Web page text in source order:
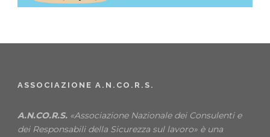
ASSOCIAZIONE A.N.CO.R.S.
A.N.CO.R.S. «Associazione Nazionale dei Consulenti e
dei Responsabili della Sicurezza sul lavoro» è una